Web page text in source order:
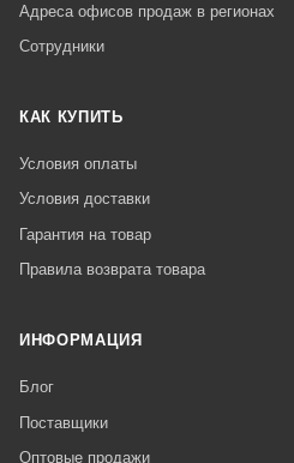
Адреса офисов продаж в регионах
Сотрудники
КАК КУПИТЬ
Условия оплаты
Условия доставки
Гарантия на товар
Правила возврата товара
ИНФОРМАЦИЯ
Блог
Поставщики
Оптовые продажи